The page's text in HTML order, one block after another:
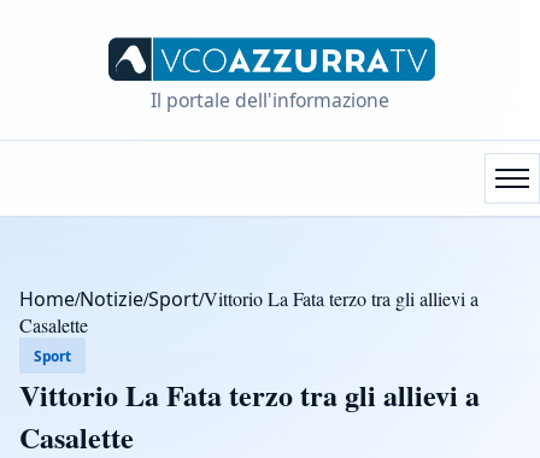
Il portale dell'informazione
Home/Notizie/Sport/Vittorio La Fata terzo tra gli allievi a
Casalette
Sport
Vittorio La Fata terzo tra gli allievi a
Casalette